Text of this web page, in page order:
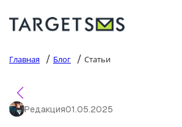
Главная / Блог / Статьи
Редакция01.05.2025